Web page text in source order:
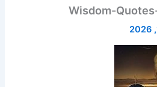
Wisdom-